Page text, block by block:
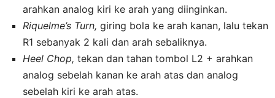
arahkan analog kiri ke arah yang diinginkan.
Riquelme’s Turn, giring bola ke arah kanan, lalu tekan
R1 sebanyak 2 kali dan arah sebaliknya.
Heel Chop, tekan dan tahan tombol L2 + arahkan
analog sebelah kanan ke arah atas dan analog
sebelah kiri ke arah atas.